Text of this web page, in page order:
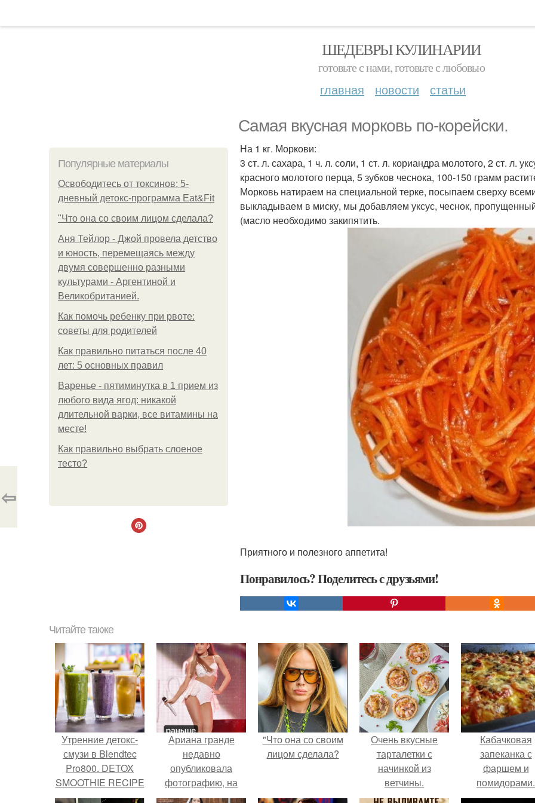
ШЕДЕВРЫ КУЛИНАРИИ
готовьте с нами, готовьте с любовью
главная новости статьи
Самая вкусная морковь по-корейски.
Популярные материалы
Освободитесь от токсинов: 5-
дневный детокс-программа Eat&Fit
"Что она со своим лицом сделала?
Аня Тейлор - Джой провела детство
и юность, перемещаясь между
двумя совершенно разными
культурами - Аргентиной и
Великобританией.
Как помочь ребенку при рвоте:
советы для родителей
Как правильно питаться после 40
лет: 5 основных правил
Варенье - пятиминутка в 1 прием из
любого вида ягод: никакой
длительной варки, все витамины на
месте!
Как правильно выбрать слоеное
тесто?
На 1 кг. Моркови:
3 ст. л. сахара, 1 ч. л. соли, 1 ст. л. кориандра молотого, 2 ст. л.
красного молотого перца, 5 зубков чеснока, 100-150 грамм
Морковь натираем на специальной терке, посыпаем сверху
выкладываем в миску, мы добавляем уксус, чеснок,
(масло необходимо закипятить.
Приятного и полезного аппетита!
Понравилось? Поделитесь с друзьями!
⇦
Читайте также
Утренние детокс-
смузи в Blendtec
Pro800. DETOX
SMOOTHIE RECIPE
WITH BEETS AND
Ариана гранде
недавно
опубликовала
фотографию, на
которой она
"Что она со своим
лицом сделала?
Очень вкусные
тарталетки с
начинкой из
ветчины.
Тарталетки с
Кабачковая
запеканка с
фаршем и
помидорами.